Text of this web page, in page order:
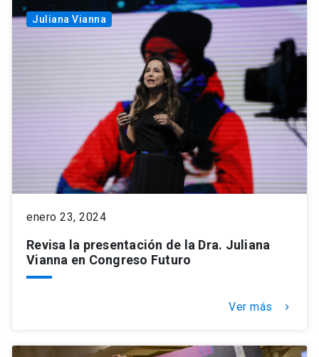
Juliana Vianna
enero 23, 2024
Revisa la presentación de la Dra. Juliana
Vianna en Congreso Futuro
Ver más keyboard_arrow_right